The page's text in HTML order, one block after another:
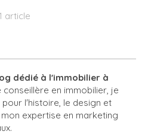
article
dédié à l'immobilier à
conseillère en immobilier, je
l'histoire, le design et
expertise en marketing